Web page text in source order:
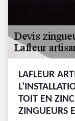
LAFLEUR
TOIT EN
ZINGUEURS